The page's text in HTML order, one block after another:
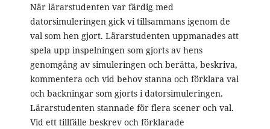
När lärarstudenten var färdig med
datorsimuleringen gick vi tillsammans igenom de
val som hen gjort. Lärarstudenten uppmanades att
spela upp inspelningen som gjorts av hens
genomgång av simuleringen och berätta, beskriva,
kommentera och vid behov stanna och förklara val
och backningar som gjorts i datorsimuleringen.
Lärarstudenten stannade för flera scener och val.
Vid ett tillfälle beskrev och förklarade